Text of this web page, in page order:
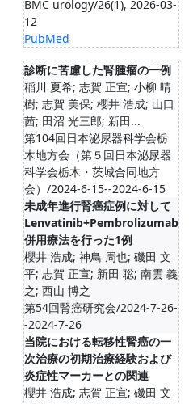
BMC urology/26(1), 2026-03-
12
PubMed
診断に苦慮した腎腫瘤の一例
稲川 夏希; 志賀 正宣; 小柳 晴
樹; 志賀 美保; 櫻井 浩成; 山口
茜; 田沼 光三郎; 新田...
第104回日本泌尿器科学会栃
木地方会（第５回日本泌尿器
科学会栃木・茨城合同地方
会）/2024-6-15--2024-6-15
未成年進行腎癌症例に対して
Lenvatinib+Pembrolizumab
併用療法を行った1例
櫻井 浩成; 神鳥 周也; 磯田 文
平; 志賀 正宣; 新田 聡; 南雲 義
之; 西山 博之
第54回腎癌研究会/2024-7-26-
-2024-7-26
当院における転移性腎癌の一
次治療の初期治療経験および
炎症性マーカーとの関連
櫻井 浩成; 志賀 正宣; 磯田 文